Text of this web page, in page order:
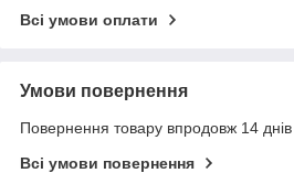
Всі умови оплати
Умови повернення
Повернення товару впродовж 14
Всі умови повернення